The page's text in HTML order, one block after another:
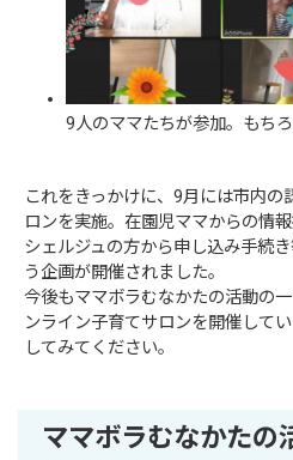
9人のママたちが参加。もち
これをきっかけに、9月には市内の
ロンを実施。在園児ママからの情
シェルジュの方から申し込み手続
う企画が開催されました。
今後もママボラむなかたの活動の
ンライン子育てサロンを開催して
してみてください。
ママボラむなかたの